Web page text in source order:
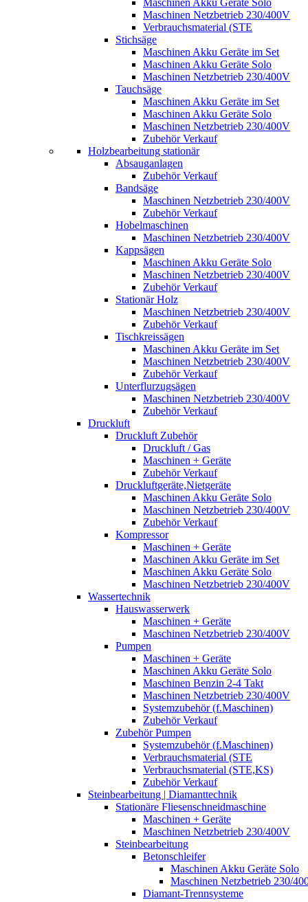
Maschinen Akku Geräte Solo
Maschinen Netzbetrieb 230/400V
Verbrauchsmaterial (STE
Stichsäge
Maschinen Akku Geräte im Set
Maschinen Akku Geräte Solo
Maschinen Netzbetrieb 230/400V
Tauchsäge
Maschinen Akku Geräte im Set
Maschinen Akku Geräte Solo
Maschinen Netzbetrieb 230/400V
Zubehör Verkauf
Holzbearbeitung stationär
Absauganlagen
Zubehör Verkauf
Bandsäge
Maschinen Netzbetrieb 230/400V
Zubehör Verkauf
Hobelmaschinen
Maschinen Netzbetrieb 230/400V
Kappsägen
Maschinen Akku Geräte Solo
Maschinen Netzbetrieb 230/400V
Zubehör Verkauf
Stationär Holz
Maschinen Netzbetrieb 230/400V
Zubehör Verkauf
Tischkreissägen
Maschinen Akku Geräte im Set
Maschinen Netzbetrieb 230/400V
Zubehör Verkauf
Unterflurzugsägen
Maschinen Netzbetrieb 230/400V
Zubehör Verkauf
Druckluft
Druckluft Zubehör
Druckluft / Gas
Maschinen + Geräte
Zubehör Verkauf
Druckluftgeräte,Nietgeräte
Maschinen Akku Geräte Solo
Maschinen Netzbetrieb 230/400V
Zubehör Verkauf
Kompressor
Maschinen + Geräte
Maschinen Akku Geräte im Set
Maschinen Akku Geräte Solo
Maschinen Netzbetrieb 230/400V
Wassertechnik
Hauswasserwerk
Maschinen + Geräte
Maschinen Netzbetrieb 230/400V
Pumpen
Maschinen + Geräte
Maschinen Akku Geräte Solo
Maschinen Benzin 2-4 Takt
Maschinen Netzbetrieb 230/400V
Systemzubehör (f.Maschinen)
Zubehör Verkauf
Zubehör Pumpen
Systemzubehör (f.Maschinen)
Verbrauchsmaterial (STE
Verbrauchsmaterial (STE,KS)
Zubehör Verkauf
Steinbearbeitung | Diamanttechnik
Stationäre Fliesenschneidmaschine
Maschinen + Geräte
Maschinen Netzbetrieb 230/400V
Steinbearbeitung
Betonschleifer
Maschinen Akku Geräte Solo
Maschinen Netzbetrieb 230/
Diamant-Trennsysteme